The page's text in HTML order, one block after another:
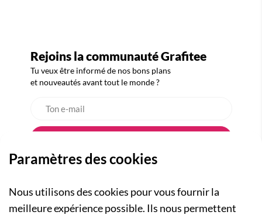
Rejoins la communauté Grafitee
Tu veux être informé de nos bons plans
et nouveautés avant tout le monde ?
Paramètres des cookies
Nous utilisons des cookies pour vous fournir la
meilleure expérience possible. Ils nous permettent